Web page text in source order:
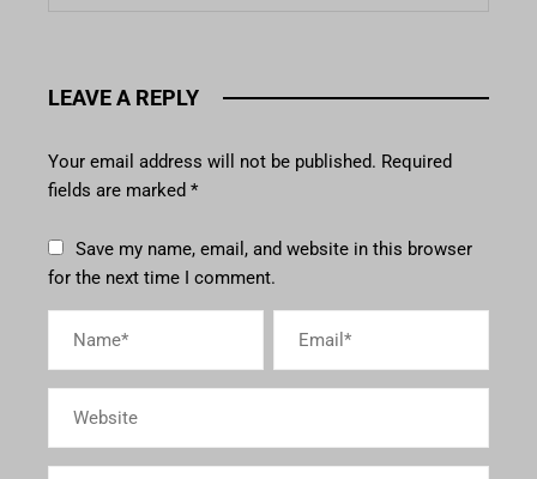
LEAVE A REPLY
Your email address will not be published. Required
fields are marked *
Save my name, email, and website in this browser
for the next time I comment.